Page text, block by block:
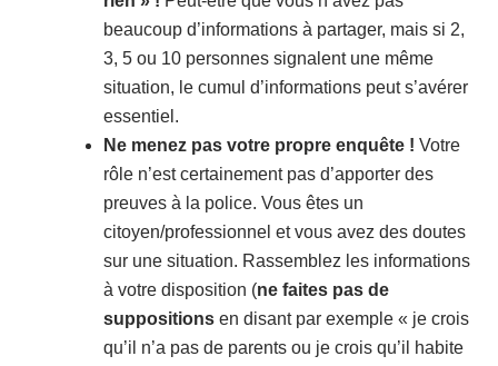
beaucoup d’informations à partager, mais si 2,
3, 5 ou 10 personnes signalent une même
situation, le cumul d’informations peut s’avérer
essentiel.
Ne menez pas votre propre enquête ! Votre
rôle n’est certainement pas d’apporter des
preuves à la police. Vous êtes un
citoyen/professionnel et vous avez des doutes
sur une situation. Rassemblez les informations
à votre disposition (ne faites pas de
suppositions en disant par exemple « je crois
qu’il n’a pas de parents ou je crois qu’il habite